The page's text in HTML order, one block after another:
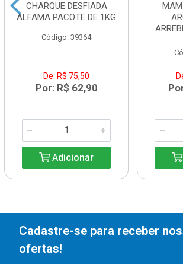
CHARQUE DESFIADA
ALFAMA PACOTE DE 1KG
Código: 39364
De: R$ 75,50
Por: R$ 62,90
Adicionar
Cadastre-se para receber
ofertas!